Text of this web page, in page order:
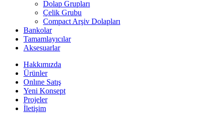
Dolap Grupları
Çelik Grubu
Compact Arşiv Dolapları
Bankolar
Tamamlayıcılar
Aksesuarlar
Hakkımızda
Ürünler
Onlıne Satış
Yeni Konsept
Projeler
İletişim